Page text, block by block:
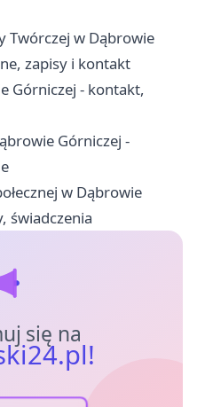
Twórczej w Dąbrowie
zapisy i kontakt
Górniczej - kontakt,
Górniczej -
w Dąbrowie
świadczenia
się na